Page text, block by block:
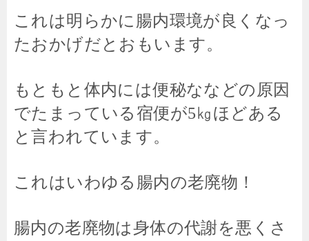
これは明らかに腸内環境が良くなっ
たおかげだとおもいます。
もともと体内には便秘ななどの原因
でたまっている宿便が5㎏ほどある
と言われています。
これはいわゆる腸内の老廃物！
腸内の老廃物は身体の代謝を悪くさ